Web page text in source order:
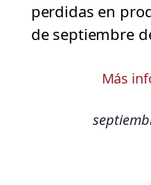
perdidas en
de septiembre
Más